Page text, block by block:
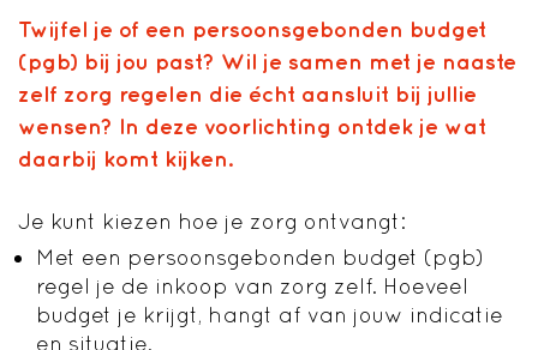
Twijfel je of een persoonsgebonden budget
(pgb) bij jou past? Wil je samen met je naaste
zelf zorg regelen die écht aansluit bij jullie
wensen? In deze voorlichting ontdek je wat
daarbij komt kijken.
Je kunt kiezen hoe je zorg ontvangt:
Met een persoonsgebonden budget (pgb)
regel je de inkoop van zorg zelf. Hoeveel
budget je krijgt, hangt af van jouw indicatie
en situatie.